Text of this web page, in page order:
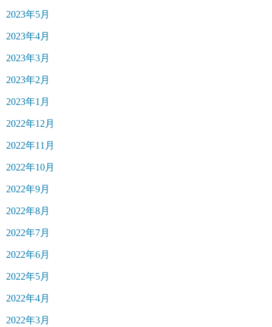
2023年5月
2023年4月
2023年3月
2023年2月
2023年1月
2022年12月
2022年11月
2022年10月
2022年9月
2022年8月
2022年7月
2022年6月
2022年5月
2022年4月
2022年3月